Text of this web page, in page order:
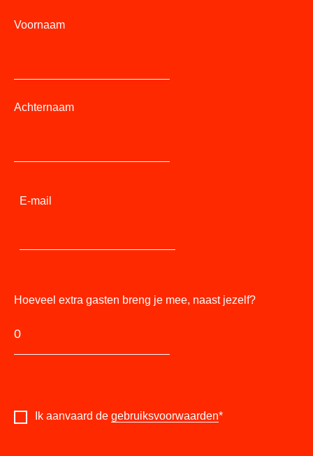
Voornaam
Achternaam
E-mail
Hoeveel extra gasten breng je mee, naast jezelf?
Ik aanvaard de gebruiksvoorwaarden*